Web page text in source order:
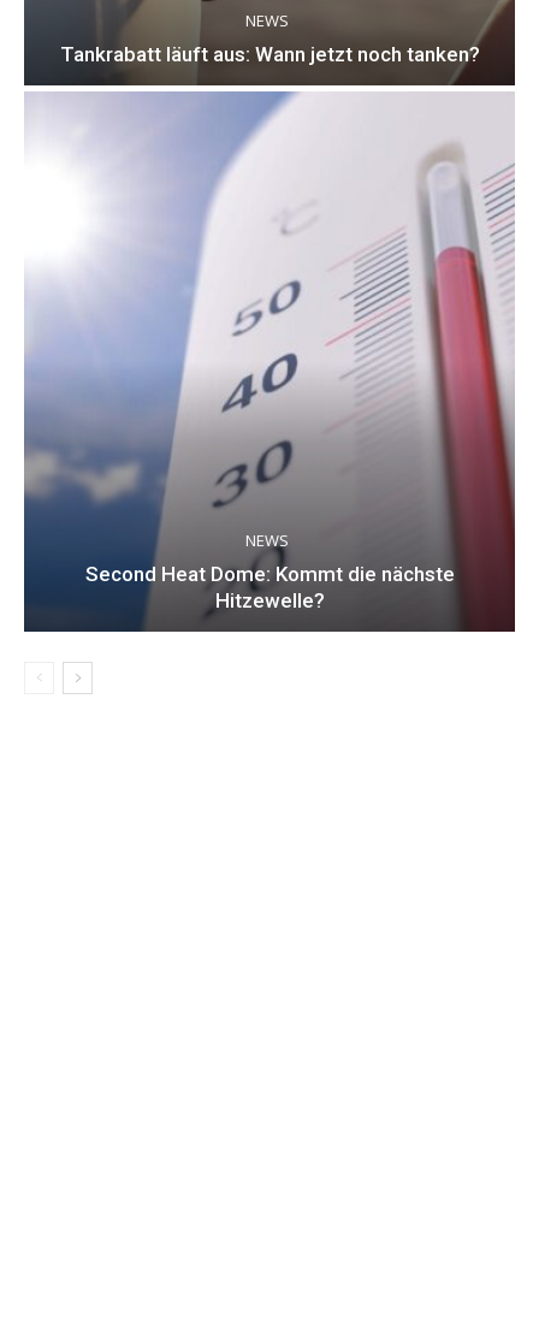
NEWS
Tankrabatt läuft aus: Wann jetzt noch tanken?
NEWS
Second Heat Dome: Kommt die nächste
Hitzewelle?